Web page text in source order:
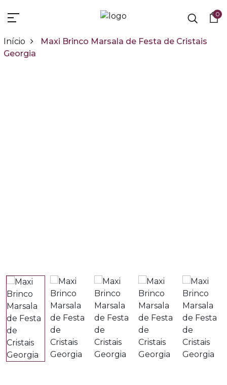
0
Início
Maxi Brinco Marsala de Festa de Cristais
Georgia